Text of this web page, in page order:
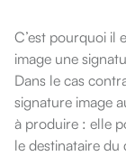
C’est pourquoi il
image une
Dans le cas
signature image
à produire : elle
le destinataire du